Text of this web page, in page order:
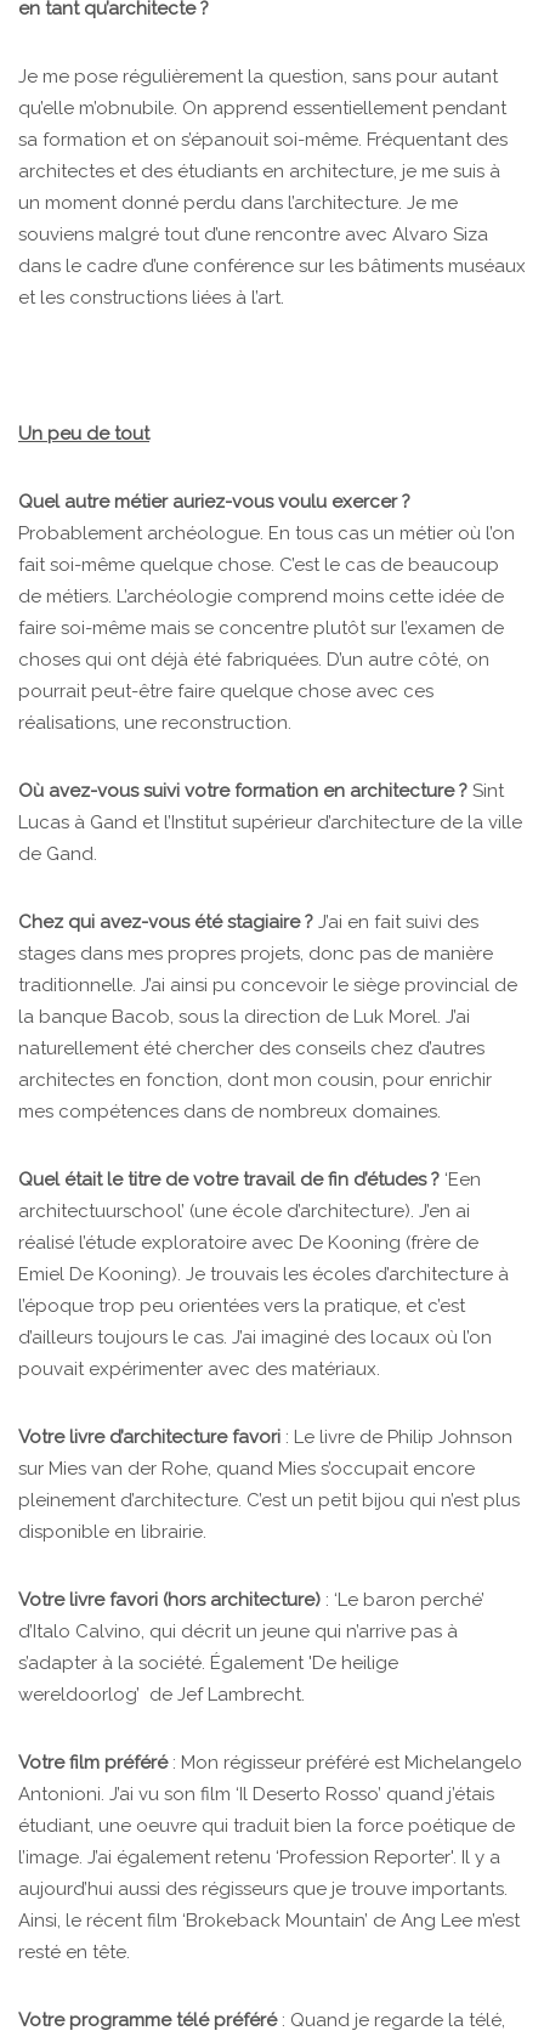
en tant qu’architecte ?
Je me pose régulièrement la question, sans pour autant
qu’elle m’obnubile. On apprend essentiellement pendant
sa formation et on s’épanouit soi-même. Fréquentant des
architectes et des étudiants en architecture, je me suis à
un moment donné perdu dans l’architecture. Je me
souviens malgré tout d’une rencontre avec Alvaro Siza
dans le cadre d’une conférence sur les bâtiments muséaux
et les constructions liées à l’art.
Un peu de tout
Quel autre métier auriez-vous voulu exercer ?
Probablement archéologue. En tous cas un métier où l’on
fait soi-même quelque chose. C’est le cas de beaucoup
de métiers. L’archéologie comprend moins cette idée de
faire soi-même mais se concentre plutôt sur l’examen de
choses qui ont déjà été fabriquées. D’un autre côté, on
pourrait peut-être faire quelque chose avec ces
réalisations, une reconstruction.
Où avez-vous suivi votre formation en architecture ? Sint
Lucas à Gand et l’Institut supérieur d’architecture de la ville
de Gand.
Chez qui avez-vous été stagiaire ? J’ai en fait suivi des
stages dans mes propres projets, donc pas de manière
traditionnelle. J’ai ainsi pu concevoir le siège provincial de
la banque Bacob, sous la direction de Luk Morel. J’ai
naturellement été chercher des conseils chez d’autres
architectes en fonction, dont mon cousin, pour enrichir
mes compétences dans de nombreux domaines.
Quel était le titre de votre travail de fin d’études ? ‘Een
architectuurschool’ (une école d’architecture). J’en ai
réalisé l’étude exploratoire avec De Kooning (frère de
Emiel De Kooning). Je trouvais les écoles d’architecture à
l’époque trop peu orientées vers la pratique, et c’est
d’ailleurs toujours le cas. J’ai imaginé des locaux où l’on
pouvait expérimenter avec des matériaux.
Votre livre d’architecture favori : Le livre de Philip Johnson
sur Mies van der Rohe, quand Mies s’occupait encore
pleinement d’architecture. C’est un petit bijou qui n’est plus
disponible en librairie.
Votre livre favori (hors architecture) : ‘Le baron perché’
d’Italo Calvino, qui décrit un jeune qui n’arrive pas à
s’adapter à la société. Également 'De heilige
wereldoorlog’ de Jef Lambrecht.
Votre film préféré: Mon régisseur préféré est Michelangelo
Antonioni. J’ai vu son film ‘Il Deserto Rosso’ quand j’étais
étudiant, une oeuvre qui traduit bien la force poétique de
l’image. J’ai également retenu ‘Profession Reporter'. Il y a
aujourd’hui aussi des régisseurs que je trouve importants.
Ainsi, le récent film ‘Brokeback Mountain’ de Ang Lee m’est
resté en tête.
Votre programme télé préféré: Quand je regarde la télé,